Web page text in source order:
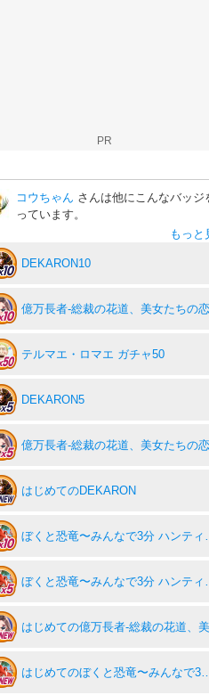
PR
コウちゃん さんは他にこんなバッジ
っています。
もっと
DEKARON10
テルマエ・ロマエ ガチャ50
DEKARON5
億万長者-総裁の花道、美女たちの
はじめてのDEKARON
ぼくと恐
ぼくと恐
はじめてのぼくと恐竜〜みん